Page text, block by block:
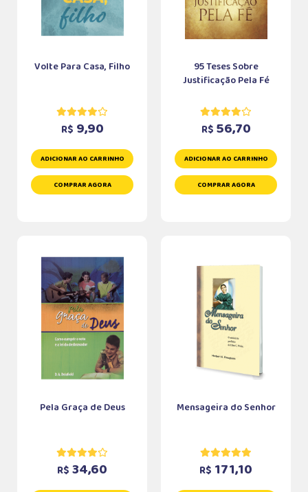
Volte Para Casa, Filho
R$ 9,90
ADICIONAR AO CARRINHO
COMPRAR AGORA
95 Teses Sobre
Justificação Pela Fé
R$ 56,70
ADICIONAR AO CARRINHO
COMPRAR AGORA
Pela Graça de Deus
R$ 34,60
Mensageira do Senhor
R$ 171,10